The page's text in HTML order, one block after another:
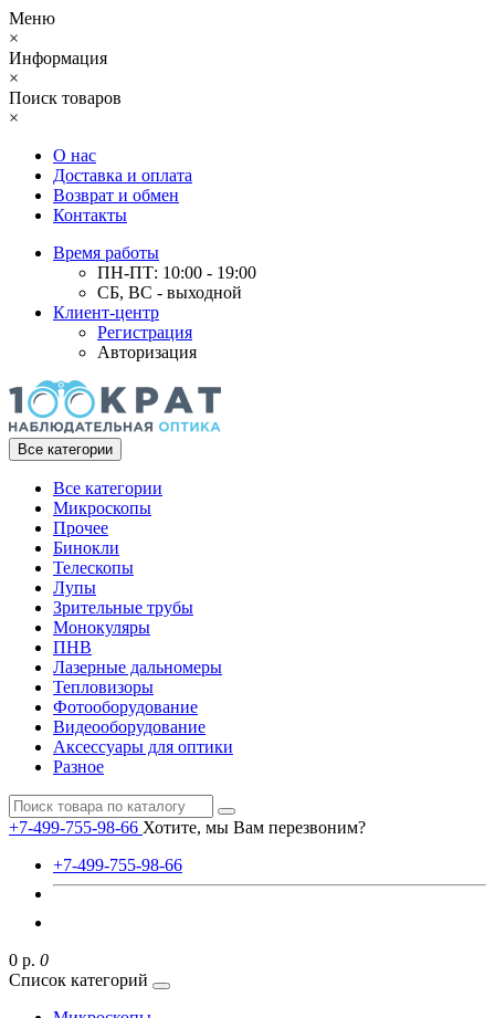
Меню
×
Информация
×
Поиск товаров
×
О нас
Доставка и оплата
Возврат и обмен
Контакты
Время работы
ПН-ПТ: 10:00 - 19:00
СБ, ВС - выходной
Клиент-центр
Регистрация
Авторизация
Все категории
Все категории
Микроскопы
Прочее
Бинокли
Телескопы
Лупы
Зрительные трубы
Монокуляры
ПНВ
Лазерные дальномеры
Тепловизоры
Фотооборудование
Видеооборудование
Аксессуары для оптики
Разное
+7-499-755-98-66 Хотите, мы Вам перезвоним?
+7-499-755-98-66
0 р. 0
Список категорий